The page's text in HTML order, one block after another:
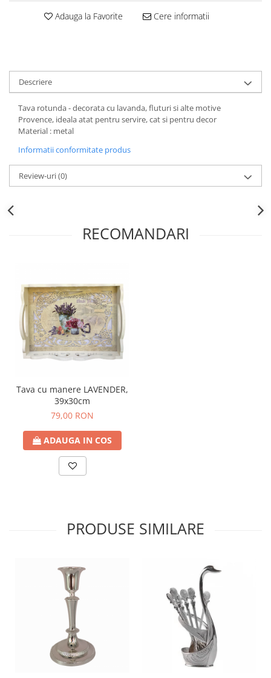
Sweet Wonderland
Decoratiuni Luminoase
Coronite & Ghirlande
Aromaterapie Craciun
Felicitari, Cutii si Pungi de Cadou
Adauga la Favorite Cere informatii
Descriere
Tava rotunda - decorata cu lavanda, fluturi si alte motive
Provence, ideala atat pentru servire, cat si pentru decor
Material : metal
Informatii conformitate produs
Review-uri(0)
RECOMANDARI
Tava cu manere LAVENDER,
39x30cm
79,00 RON
ADAUGA IN COS
PRODUSE SIMILARE